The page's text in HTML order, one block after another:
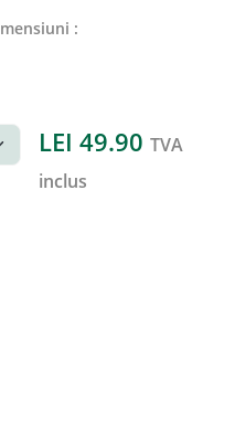
:
LEI49.90 TVA
inclus